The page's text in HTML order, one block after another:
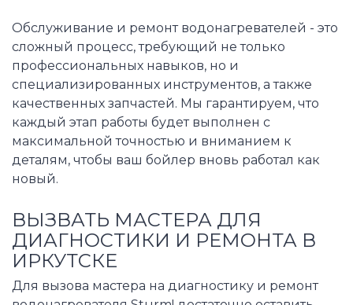
Обслуживание и ремонт водонагревателей - это
сложный процесс, требующий не только
профессиональных навыков, но и
специализированных инструментов, а также
качественных запчастей. Мы гарантируем, что
каждый этап работы будет выполнен с
максимальной точностью и вниманием к
деталям, чтобы ваш бойлер вновь работал как
новый.
ВЫЗВАТЬ МАСТЕРА ДЛЯ
ДИАГНОСТИКИ И РЕМОНТА В
ИРКУТСКЕ
Для вызова мастера на диагностику и ремонт